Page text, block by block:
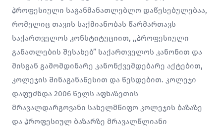
პროფესიული საგანმანათლებლო დაწესებულებაა,
რომელიც თავის საქმიანობას წარმართავს
საქართველოს კონსტიტუციით, ,,პროფესიული
განათლების შესახებ” საქართველოს კანონით და
მისგან გამომდინარე კანონქვემდებარე აქტებით,
კოლეჯის შინაგანაწესით და წესდებით. კოლეჯი
დაფუძნდა 2006 წელს აფხაზეთის
მრავალდარგოვანი სახელმწიფო კოლეჯის ბაზაზე
და პროფესიულ ბაზარზე მრავალწლიანი